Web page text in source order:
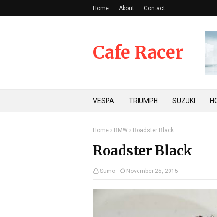
Home About Contact
Cafe Racer
VESPA TRIUMPH SUZUKI
Home BMW Roadster Black
Roadster Black
Sumo November 25, 2015